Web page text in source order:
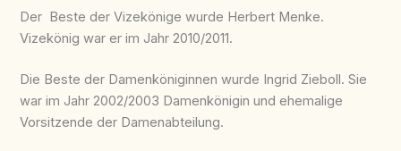
Der Beste der Vizekönige wurde Herbert Menke.
Vizekönig war er im Jahr 2010/2011.
Die Beste der Damenköniginnen wurde Ingrid Zieboll. Sie
war im Jahr 2002/2003 Damenkönigin und ehemalige
Vorsitzende der Damenabteilung.